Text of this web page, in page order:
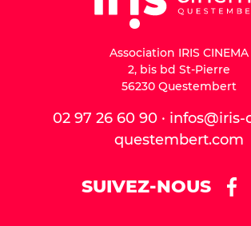
Association IRIS CINEMA
2, bis bd St-Pierre
56230 Questembert
02 97 26 60 90 ·
questembert.com
SUIVEZ-NOUS